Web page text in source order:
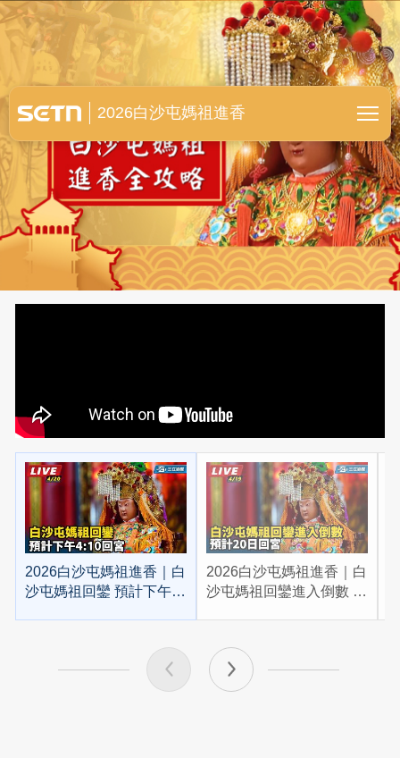
白沙屯媽祖進香全紀錄
2026白沙屯媽祖進香
2026白沙屯媽祖進香｜白
沙屯媽祖回鑾 預計下午
2026白沙屯媽祖進香｜白
沙屯媽祖回鑾進入倒數 預